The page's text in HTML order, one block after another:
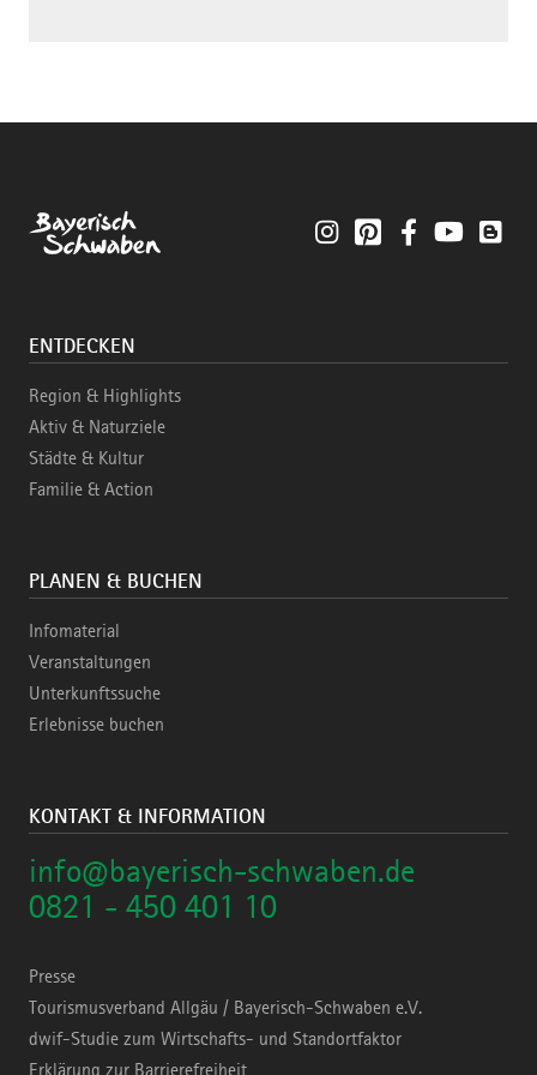
InstagramPinterestFacebookYouTube
ENTDECKEN
Region & Highlights
Aktiv & Naturziele
Städte & Kultur
Familie & Action
PLANEN & BUCHEN
Infomaterial
Veranstaltungen
Unterkunftssuche
Erlebnisse buchen
KONTAKT & INFORMATION
info@bayerisch-schwaben.de
0821 - 450 401 10
Presse
Tourismusverband Allgäu / Bayerisch-Schwaben e.V.
dwif-Studie zum Wirtschafts- und Standortfaktor
Erklärung zur Barrierefreiheit